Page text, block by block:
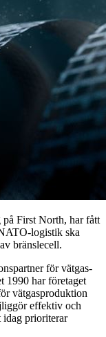
på First North, har fått
logistik ska
bränslecell.
för vätgas-
1990 har företaget
vätgasproduktion
effektiv och
idag prioriterar